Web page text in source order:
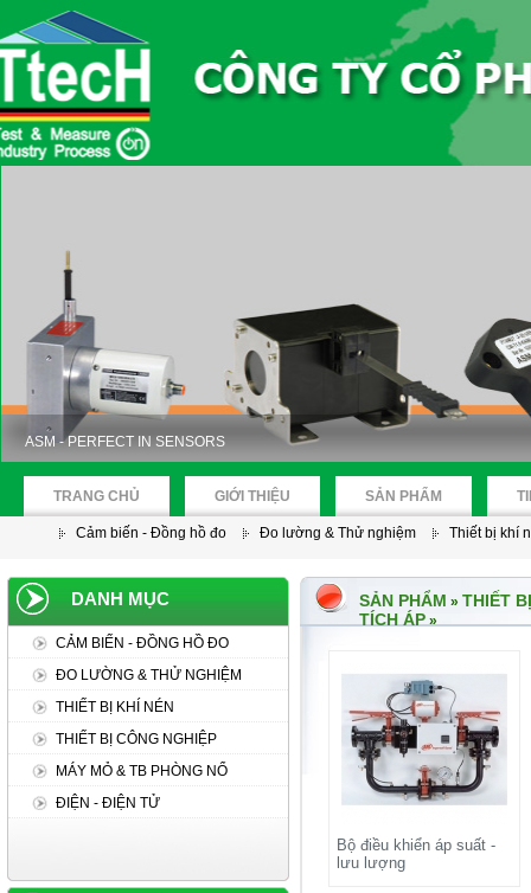
ASM - PERFECT IN SENSORS
TRANG CHỦ GIỚI THIỆU SẢN PHẨM
Cảm biến - Đồng hồ đo Đo lường & Thử nghiệm Thiết bị khí
DANH MỤC
CẢM BIẾN - ĐỒNG HỒ ĐO
ĐO LƯỜNG & THỬ NGHIỆM
THIẾT BỊ KHÍ NÉN
THIẾT BỊ CÔNG NGHIỆP
MÁY MỎ & TB PHÒNG NỔ
ĐIỆN - ĐIỆN TỬ
SẢN PHẨM » THIẾT
TÍCH ÁP»
Bộ điều khiển áp suất -
lưu lượng